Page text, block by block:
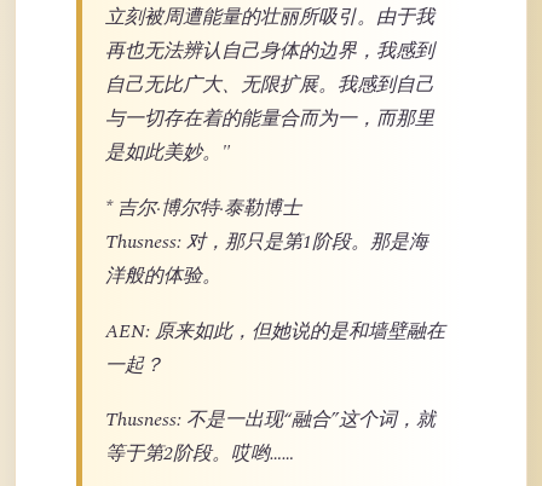
立刻被周遭能量的壮丽所吸引。由于我
再也无法辨认自己身体的边界，我感到
自己无比广大、无限扩展。我感到自己
与一切存在着的能量合而为一，而那里
是如此美妙。"
* 吉尔·博尔特·泰勒博士
Thusness: 对，那只是第1阶段。那是海
洋般的体验。
AEN: 原来如此，但她说的是和墙壁融在
一起？
Thusness: 不是一出现“融合”这个词，就
等于第2阶段。哎哟……